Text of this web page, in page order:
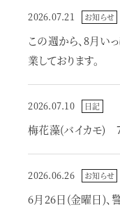
2026.07.21 お知らせ
この週から、8月い
業しております。
2026.07.10 日記
梅花藻(バイカモ) 7
2026.06.26 お知らせ
6月26日(金曜日)、